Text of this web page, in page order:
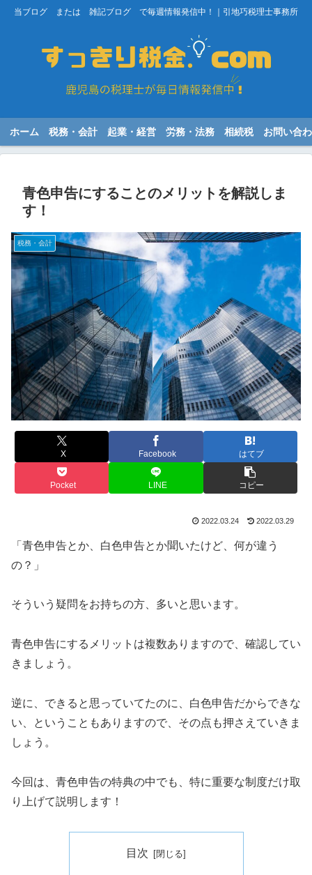
当ブログ または 雑記ブログ で毎週情報発信中！｜引地巧税理士事務所
ホーム 税務・会計 起業・経営 労務・法務 相続税 お問い合
青色申告にすることのメリットを解説しま
す！
税務・会計
X Facebook はてブ
Pocket LINE コピー
2022.03.24 2022.03.29
「青色申告とか、白色申告とか聞いたけど、何が違う
の？」
そういう疑問をお持ちの方、多いと思います。
青色申告にするメリットは複数ありますので、確認してい
きましょう。
逆に、できると思っていてたのに、白色申告だからできな
い、ということもありますので、その点も押さえていきま
しょう。
今回は、青色申告の特典の中でも、特に重要な制度だけ取
り上げて説明します！
目次